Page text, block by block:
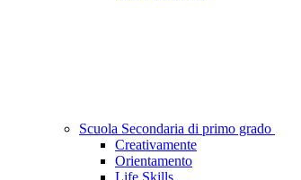
Scuola Secondaria di primo grado
Creativamente
Orientamento